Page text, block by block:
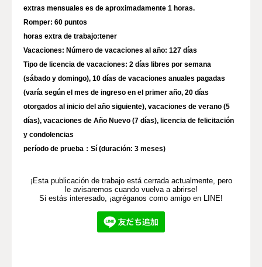
Romper
horas extra de trabajo
Vacaciones
Tipo de licencia de vacaciones: 2 días libres por semana
(sábado y domingo), 10 días de vacaciones anuales pagadas
(varía según el mes de ingreso en el primer año, 20 días
otorgados al inicio del año siguiente), vacaciones de verano (5
días), vacaciones de Año Nuevo (7 días), licencia de felicitación
período de prueba ：Sí (duración: 3 meses)
¡Esta publicación de trabajo está cerrada actualmente, pero
le avisaremos cuando vuelva a abrirse!
Si estás interesado, ¡agréganos como amigo en LINE!